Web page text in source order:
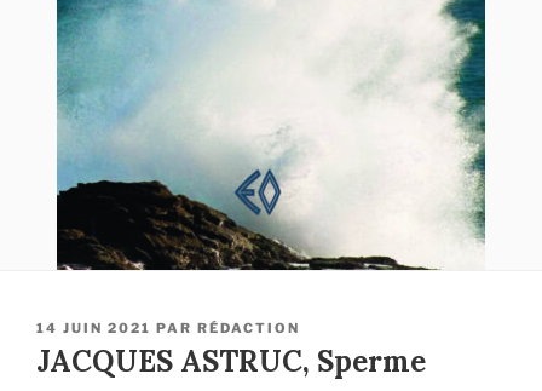
PUBLIÉ
LE
14 JUIN 2021 PAR RÉDACTION
JACQUES ASTRUC, Sperme